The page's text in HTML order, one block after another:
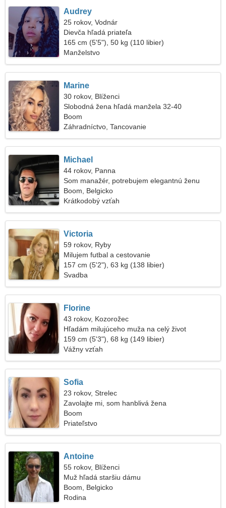
Audrey
25 rokov, Vodnár
Dievča hľadá priateľa
165 cm (5'5"), 50 kg (110 libier)
Manželstvo
Marine
30 rokov, Blíženci
Slobodná žena hľadá manžela 32-40
Boom
Záhradníctvo, Tancovanie
Michael
44 rokov, Panna
Som manažér, potrebujem elegantnú ženu
Boom, Belgicko
Krátkodobý vzťah
Victoria
59 rokov, Ryby
Milujem futbal a cestovanie
157 cm (5'2"), 63 kg (138 libier)
Svadba
Florine
43 rokov, Kozorožec
Hľadám milujúceho muža na celý život
159 cm (5'3"), 68 kg (149 libier)
Vážny vzťah
Sofia
23 rokov, Strelec
Zavolajte mi, som hanblivá žena
Boom
Priateľstvo
Antoine
55 rokov, Blíženci
Muž hľadá staršiu dámu
Boom, Belgicko
Rodina